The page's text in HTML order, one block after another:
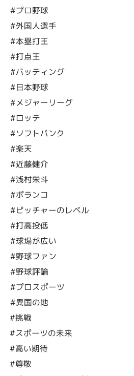
#プロ野球
#外国人選手
#本塁打王
#打点王
#バッティング
#日本野球
#メジャーリーグ
#ロッテ
#ソフトバンク
#楽天
#近藤健介
#浅村栄斗
#ポランコ
#ピッチャーのレベル
#打高投低
#球場が広い
#野球ファン
#野球評論
#プロスポーツ
#異国の地
#挑戦
#スポーツの未来
#高い期待
#尊敬